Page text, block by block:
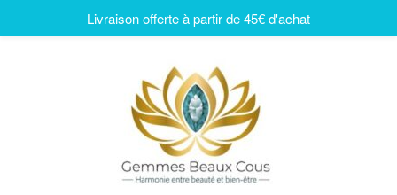
Livraison offerte à partir de 45€ d'achat